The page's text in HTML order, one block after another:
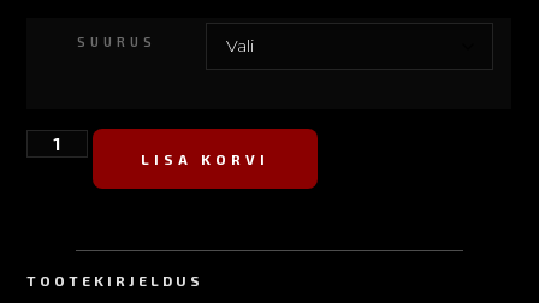
SUURUS
LISA KORVI
TOOTEKIRJELDUS